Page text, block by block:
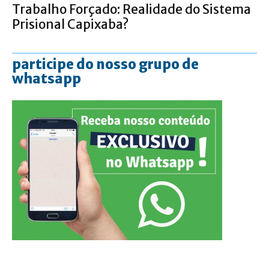
Trabalho Forçado: Realidade do Sistema
Prisional Capixaba?
participe do nosso grupo de
whatsapp